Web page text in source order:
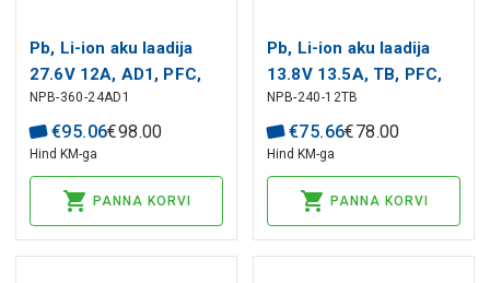
Pb, Li-ion aku laadija
27.6V 12A, AD1, PFC,
MEAN WELL
NPB-360-24AD1
€95.06€98.00
Hind KM-ga
PANNA KORVI
Pb, Li-ion aku laadija
13.8V 13.5A, TB, PFC,
MEAN WELL
NPB-240-12TB
€75.66€78.00
Hind KM-ga
PANNA KORVI